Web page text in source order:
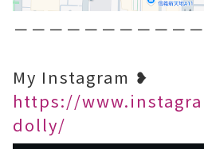
－－－－－－－－－－
My Instagram ❥
https://
dolly/